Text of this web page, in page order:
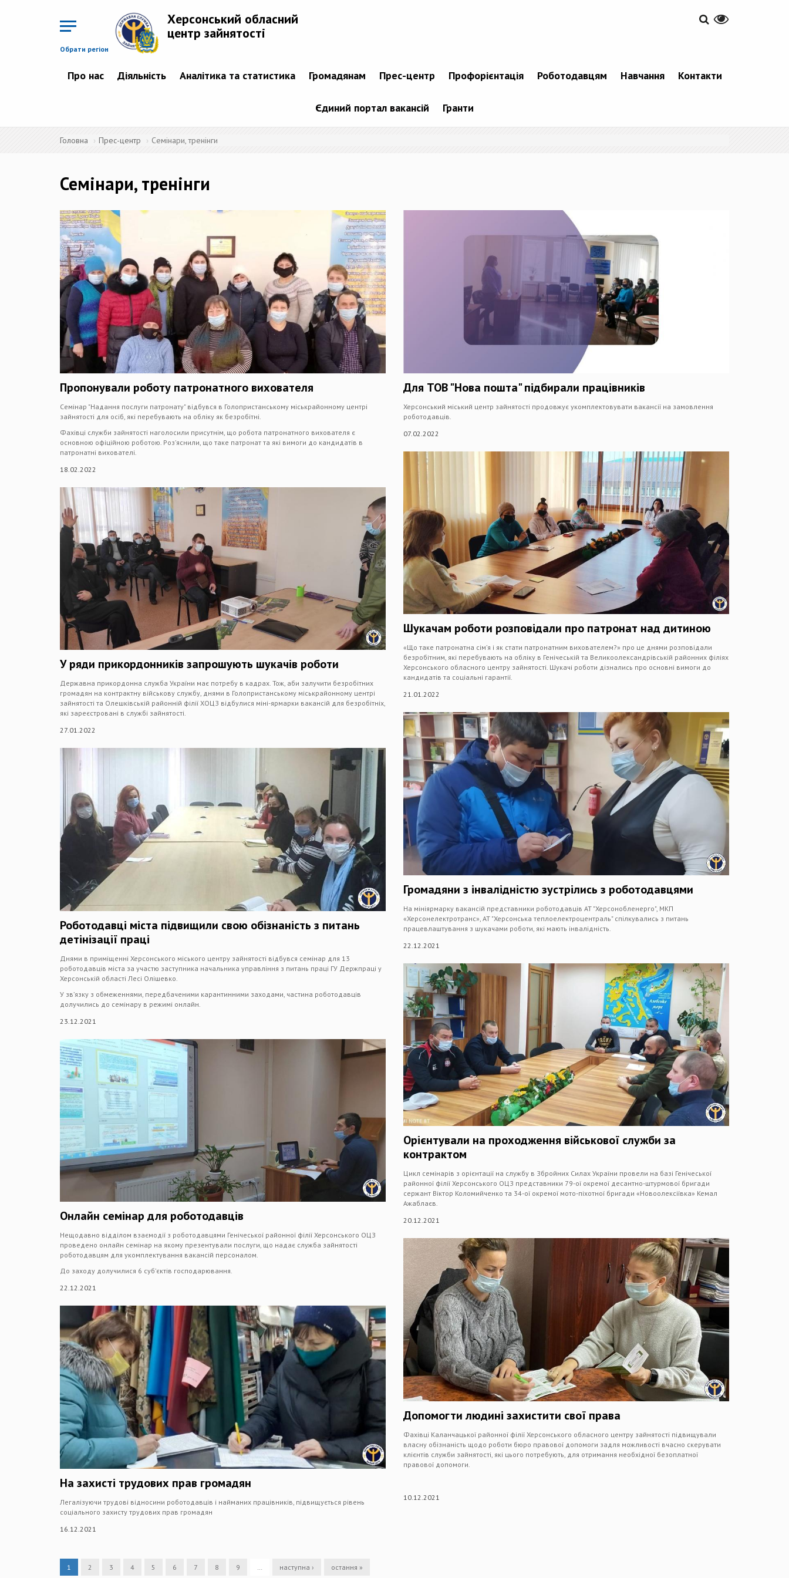
Обрати регіон
Херсонський обласний
центр зайнятості
Про нас Діяльність Аналітика та статистика Громадянам Прес-центр Профорієнтація Роботодавцям Навчання Контакти
Єдиний портал вакансій Гранти
Головна Прес-центр Семінари, тренінги
Семінари, тренінги
Пропонували роботу патронатного вихователя
Семінар "Надання послуги патронату" відбувся в Голопристанському міськрайонному центрі
зайнятості для осіб, які перебувають на обліку як безробітні.
Фахівці служби зайнятості наголосили присутнім, що робота патронатного вихователя є
основною офіційною роботою. Роз’яснили, що таке патронат та які вимоги до кандидатів в
патронатні вихователі.
18.02.2022
У ряди прикордонників запрошують шукачів роботи
Державна прикордонна служба України має потребу в кадрах. Тож, аби залучити безробітних
громадян на контрактну військову службу, днями в Голопристанському міськрайонному центрі
зайнятості та Олешківській районній філії ХОЦЗ відбулися міні-ярмарки вакансій для безробітніх,
які зареєстровані в службі зайнятості.
27.01.2022
Роботодавці міста підвищили свою обізнаність з питань
детінізації праці
Днями в приміщенні Херсонського міського центру зайнятості відбувся семінар для 13
роботодавців міста за участю заступника начальника управління з питань праці ГУ Держпраці у
Херсонській області Лесі Олішевко.
У зв’язку з обмеженнями, передбаченими карантинними заходами, частина роботодавців
долучились до семінару в режимі онлайн.
23.12.2021
Онлайн семінар для роботодавців
Нещодавно відділом взаємодії з роботодавцями Генічеської районної філії Херсонського ОЦЗ
проведено онлайн семінар на якому презентували послуги, що надає служба зайнятості
роботодавцям для укомплектування вакансій персоналом.
До заходу долучилися 6 суб’єктів господарювання.
22.12.2021
На захисті трудових прав громадян
Легалізуючи трудові відносини роботодавців і найманих працівників, підвищується рівень
соціального захисту трудових прав громадян
16.12.2021
Для ТОВ "Нова пошта" підбирали працівників
Херсонський міський центр зайнятості продовжує укомплектовувати вакансії на замовлення
роботодавців.
07.02.2022
Шукачам роботи розповідали про патронат над дитиною
«Що таке патронатна сім’я і як стати патронатним вихователем?» про це днями розповідали
безробітним, які перебувають на обліку в Генічеській та Великоолександрівській районних філіях
Херсонського обласного центру зайнятості. Шукачі роботи дізнались про основні вимоги до
кандидатів та соціальні гарантії.
21.01.2022
Громадяни з інвалідністю зустрілись з роботодавцями
На мініярмарку вакансій представники роботодавців АТ "Херсонобленерго", МКП
«Херсонелектротранс», АТ "Херсонська теплоелектроцентраль" спілкувались з питань
працевлаштування з шукачами роботи, які мають інвалідність.
22.12.2021
Орієнтували на проходження військової служби за
контрактом
Цикл семінарів з орієнтації на службу в Збройних Силах України провели на базі Генічеської
районної філії Херсонського ОЦЗ представники 79-ої окремої десантно-штурмової бригади
сержант Віктор Коломийченко та 34-ої окремої мото-піхотної бригади «Новоолексіївка» Кемал
Ажаблаєв.
20.12.2021
Допомогти людині захистити свої права
Фахівці Каланчацької районної філії Херсонського обласного центру зайнятості підвищували
власну обізнаність щодо роботи бюро правової допомоги задля можливості вчасно скерувати
клієнтів служби зайнятості, які цього потребують, для отримання необхідної безоплатної
правової допомоги.
10.12.2021
1 2 3 4 5 6 7 8 9 наступна › остання »